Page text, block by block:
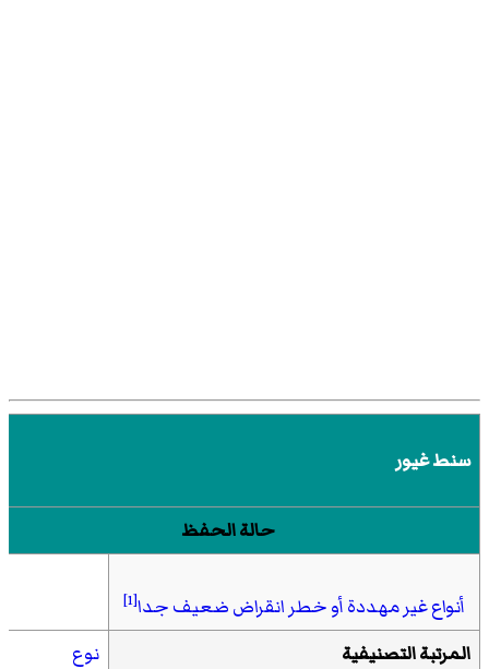
سنط غيور
حالة الحفظ
أنواع غير مهددة أو خطر انقراض ضعيف جدا[1]
المرتبة التصنيفية
نوع